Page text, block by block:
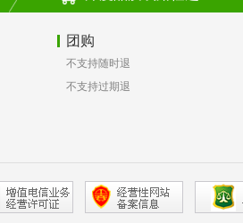
团购
不支持随时退
不支持过期退